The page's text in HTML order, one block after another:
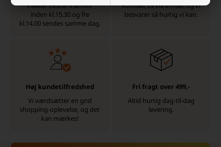
Pakker bestilt man-tor
inden kl.15.30 og fre
kl.14.00 sendes samme dag.
Kontakt os via e-mail, og vi
besvarer så hurtig vi kan.
Høj kundetilfredshed
Vi værdsætter en god
shopping-oplevelse, og det
kan mærkes!
Fri fragt over 499,-
Altid hurtig dag-til-dag
levering.